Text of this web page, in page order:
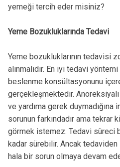
yemeği tercih eder misiniz?
Yeme Bozukluklarında Tedavi
Yeme bozukluklarının tedavisi
alınmalıdır. En iyi tedavi
beslenme konsültasyonunu
gerçekleşmektedir.
ve yardıma gerek duymadığına
sorunun farkındadır ama tekrar
görmek istemez. Tedavi süreci
kadar sürebilir. Ancak
hala bir sorun olmaya devam